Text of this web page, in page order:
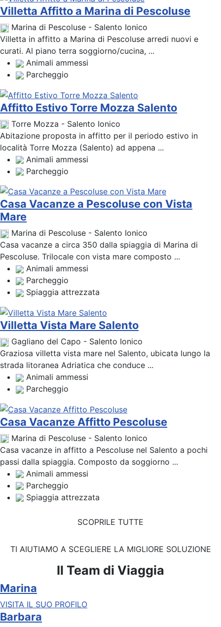
Villetta Affitto a Marina di Pescoluse
Marina di Pescoluse - Salento Ionico
Villetta in affitto a Marina di Pescoluse arredi nuovi e
curati. Al piano terra soggiorno/cucina, ...
Animali ammessi
Parcheggio
Affitto Estivo Torre Mozza Salento
Torre Mozza - Salento Ionico
Abitazione proposta in affitto per il periodo estivo in
località Torre Mozza (Salento) ad appena ...
Animali ammessi
Parcheggio
Casa Vacanze a Pescoluse con Vista
Mare
Marina di Pescoluse - Salento Ionico
Casa vacanze a circa 350 dalla spiaggia di Marina di
Pescoluse. Trilocale con vista mare composto ...
Animali ammessi
Parcheggio
Spiaggia attrezzata
Villetta Vista Mare Salento
Gagliano del Capo - Salento Ionico
Graziosa villetta vista mare nel Salento, ubicata lungo la
strada litoranea Adriatica che conduce ...
Animali ammessi
Parcheggio
Casa Vacanze Affitto Pescoluse
Marina di Pescoluse - Salento Ionico
Casa vacanze in affitto a Pescoluse nel Salento a pochi
passi dalla spiaggia. Composto da soggiorno ...
Animali ammessi
Parcheggio
Spiaggia attrezzata
SCOPRILE TUTTE
TI AIUTIAMO A SCEGLIERE LA MIGLIORE SOLUZIONE
Il Team di Viaggia
Marina
VISITA IL SUO PROFILO
Barbara